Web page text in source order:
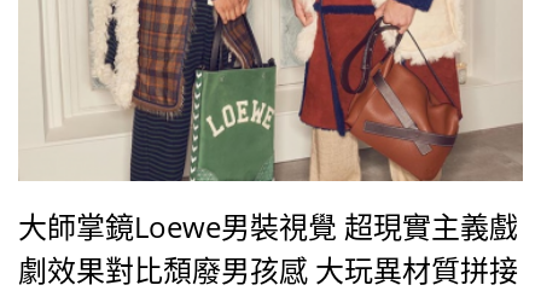
大師掌鏡Loewe男裝視覺 超現實主義戲
劇效果對比頹廢男孩感 大玩異材質拼接